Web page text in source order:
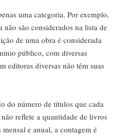
uma categoria. Por exemplo,
são considerados na lista de
de uma obra é considerada
público, com diversas
editoras diversas não têm suas
do número de títulos que cada
reflete a quantidade de livros
e anual, a contagem é